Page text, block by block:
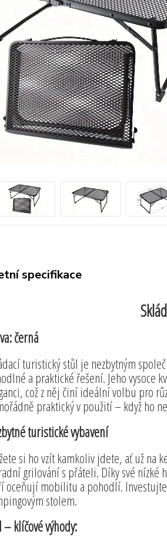
specifikace
černá
turistický stůl je nezbytným
a praktické řešení. Jeho
což z něj činí ideální volbu pro
praktický v použití – když ho
turistické vybavení
si ho vzít kamkoliv jdete, ať už na
grilování s přáteli. Díky své
oceňují mobilitu a pohodlí.
stolem.
– klíčové výhody: